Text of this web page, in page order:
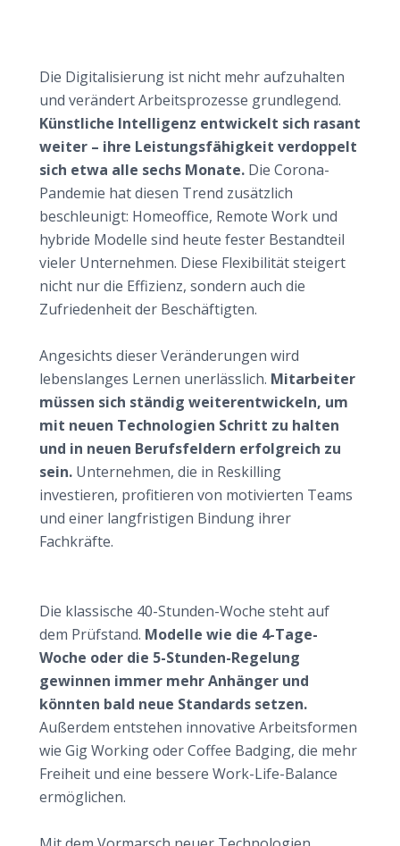
Die Digitalisierung ist nicht mehr aufzuhalten
und verändert Arbeitsprozesse grundlegend.
Künstliche Intelligenz entwickelt sich rasant
weiter – ihre Leistungsfähigkeit verdoppelt
sich etwa alle sechs Monate. Die Corona-
Pandemie hat diesen Trend zusätzlich
beschleunigt: Homeoffice, Remote Work und
hybride Modelle sind heute fester Bestandteil
vieler Unternehmen. Diese Flexibilität steigert
nicht nur die Effizienz, sondern auch die
Zufriedenheit der Beschäftigten.
Angesichts dieser Veränderungen wird
lebenslanges Lernen unerlässlich. Mitarbeiter
müssen sich ständig weiterentwickeln, um
mit neuen Technologien Schritt zu halten
und in neuen Berufsfeldern erfolgreich zu
sein. Unternehmen, die in Reskilling
investieren, profitieren von motivierten Teams
und einer langfristigen Bindung ihrer
Fachkräfte.
Die klassische 40-Stunden-Woche steht auf
dem Prüfstand. Modelle wie die 4-Tage-
Woche oder die 5-Stunden-Regelung
gewinnen immer mehr Anhänger und
könnten bald neue Standards setzen.
Außerdem entstehen innovative Arbeitsformen
wie Gig Working oder Coffee Badging, die mehr
Freiheit und eine bessere Work-Life-Balance
ermöglichen.